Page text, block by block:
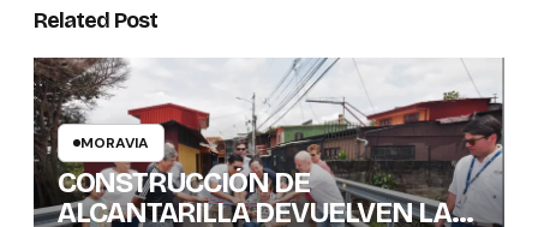
Related Post
MORAVIA
CONSTRUCCIÓN DE
ALCANTARILLA DEVUELVEN LA